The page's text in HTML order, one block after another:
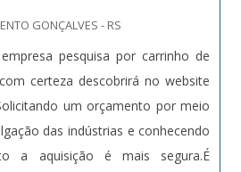
GONÇALVES - RS
pesquisa por carrinho de
certeza descobrirá no website
um orçamento por meio
das indústrias e conhecendo
a aquisição é mais segura.É